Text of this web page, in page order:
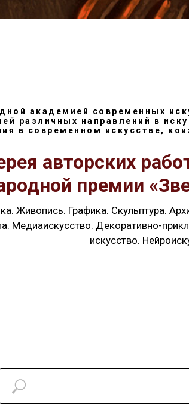
академией современных
различных направлений в
в современном искусстве,
авторских
премии
Живопись. Графика. Скульптура.
Медиаискусство. Декоративно-
искусство.